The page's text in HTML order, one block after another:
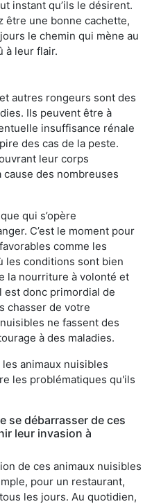
instant qu’ils le désirent.
être une bonne cachette,
le chemin qui mène au
à leur flair.
autres rongeurs sont des
Ils peuvent être à
insuffisance rénale
des cas de la peste.
leur corps
des nombreuses
qui s’opère
C’est le moment pour
comme les
les conditions sont bien
la nourriture à volonté et
est donc primordial de
chasser de votre
ne fassent des
à des maladies.
animaux nuisibles
les problématiques qu'ils
se débarrasser de ces
leur invasion à
de ces animaux nuisibles
pour un restaurant,
les jours. Au quotidien,